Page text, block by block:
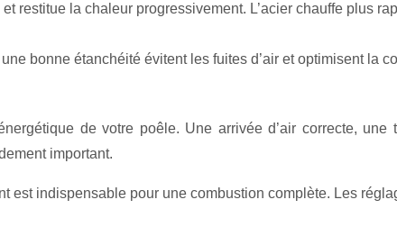
restitue la chaleur progressivement. L’acier chauffe plus
bonne étanchéité évitent les fuites d’air et optimisent la
de votre poêle. Une arrivée d’air correcte,
important.
est indispensable pour une combustion complète. Les